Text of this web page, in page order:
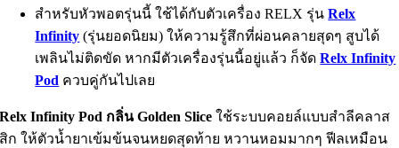
สำหรับหัวพอตรุ่นนี้ ใช้ได้กับตัวเครื่อง RELX รุ่นRelx
Infinity (รุ่นยอดนิยม) ให้ความรู้สึกที่ผ่อนคลายสุดๆ สูบได้
เพลินไม่ติดขัด หากมีตัวเครื่องรุ่นนี้อยู่แล้ว ก็จัดRelx Infinity
Pod ควบคู่กันไปเลย
Relx Infinity Pod กลิ่น Golden Slice ใช้ระบบคอยล์แบบสำลีคลาส
สิก ให้ตัวน้ำยาเข้มข้นจนหยดสุดท้าย หวานหอมมากๆ ฟีลเหมือน